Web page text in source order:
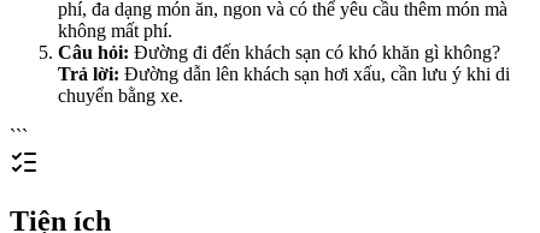
phí, đa dạng món ăn, ngon và có thể yêu cầu thêm món mà
không mất phí.
Câu hỏi: Đường đi đến khách sạn có khó khăn gì không?
Trả lời: Đường dẫn lên khách sạn hơi xấu, cần lưu ý khi di
chuyển bằng xe.
```
Tiện ích